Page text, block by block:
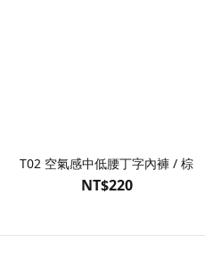
T02 空氣感中低腰丁字內褲 / 棕
NT$220